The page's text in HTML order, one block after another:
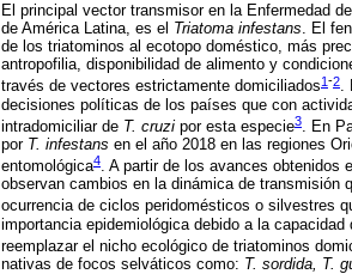
El principal vector transmisor en la Enfermedad
de América Latina, es el Triatoma infestans. El
de los triatominos al ecotopo doméstico, más
antropofilia, disponibilidad de alimento y
través de vectores estrictamente domiciliados1-2.
decisiones políticas de los países que con
intradomiciliar de T. cruzi por esta especie3. En
por T. infestans en el año 2018 en las regiones
entomológica4. A partir de los avances obtenidos
observan cambios en la dinámica de transmisión
ocurrencia de ciclos peridomésticos o silvestres
importancia epidemiológica debido a la
reemplazar el nicho ecológico de triatominos
nativas de focos selváticos como: T. sordida, T.